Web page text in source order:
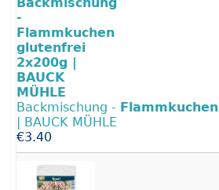
Backmischung - Flammkuchen
| BAUCK MÜHLE
€3.40